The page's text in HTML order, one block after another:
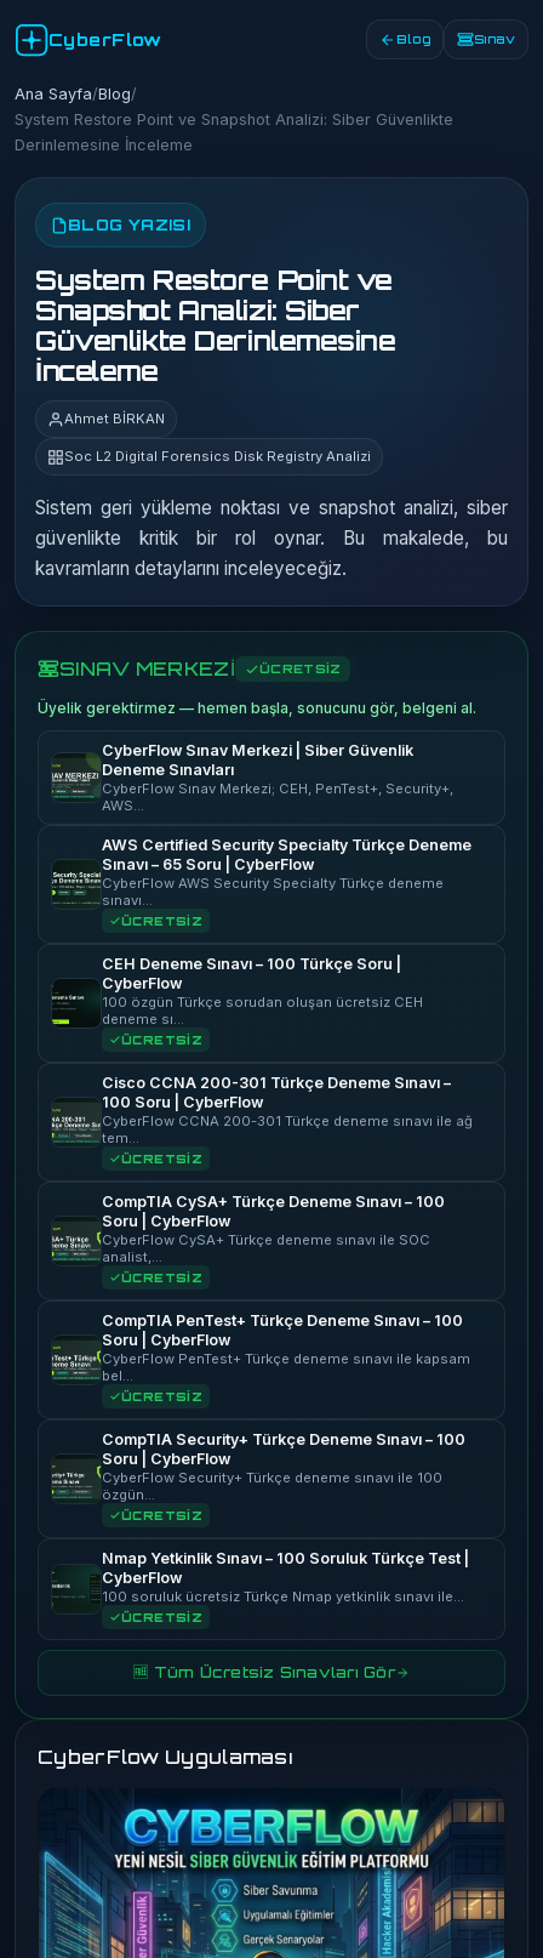
CyberFlow Blog Sınav
Ana Sayfa/Blog/
System Restore Point ve Snapshot Analizi: Siber Güvenlikte
Derinlemesine İnceleme
BLOG YAZISI
System Restore Point ve
Snapshot Analizi: Siber
Güvenlikte Derinlemesine
İnceleme
Ahmet BİRKAN
Soc L2 Digital Forensics Disk Registry Analizi
Sistem geri yükleme noktası ve snapshot analizi, siber
güvenlikte kritik bir rol oynar. Bu makalede, bu
kavramların detaylarını inceleyeceğiz.
SINAV MERKEZİ ÜCRETSİZ
Üyelik gerektirmez — hemen başla, sonucunu gör, belgeni al.
CyberFlow Sınav Merkezi | Siber Güvenlik
Deneme Sınavları
CyberFlow Sınav Merkezi; CEH, PenTest+, Security+,
AWS…
AWS Certified Security Specialty Türkçe Deneme
Sınavı – 65 Soru | CyberFlow
CyberFlow AWS Security Specialty Türkçe deneme
sınavı…
ÜCRETSİZ
CEH Deneme Sınavı – 100 Türkçe Soru |
CyberFlow
100 özgün Türkçe sorudan oluşan ücretsiz CEH
deneme sı…
ÜCRETSİZ
Cisco CCNA 200-301 Türkçe Deneme Sınavı –
100 Soru | CyberFlow
CyberFlow CCNA 200-301 Türkçe deneme sınavı ile ağ
tem…
ÜCRETSİZ
CompTIA CySA+ Türkçe Deneme Sınavı – 100
Soru | CyberFlow
CyberFlow CySA+ Türkçe deneme sınavı ile SOC
analist,…
ÜCRETSİZ
CompTIA PenTest+ Türkçe Deneme Sınavı – 100
Soru | CyberFlow
CyberFlow PenTest+ Türkçe deneme sınavı ile kapsam
bel…
ÜCRETSİZ
CompTIA Security+ Türkçe Deneme Sınavı – 100
Soru | CyberFlow
CyberFlow Security+ Türkçe deneme sınavı ile 100
özgün…
ÜCRETSİZ
Nmap Yetkinlik Sınavı – 100 Soruluk Türkçe Test |
CyberFlow
100 soruluk ücretsiz Türkçe Nmap yetkinlik sınavı ile…
ÜCRETSİZ
🆓 Tüm Ücretsiz Sınavları Gör
CyberFlow Uygulaması